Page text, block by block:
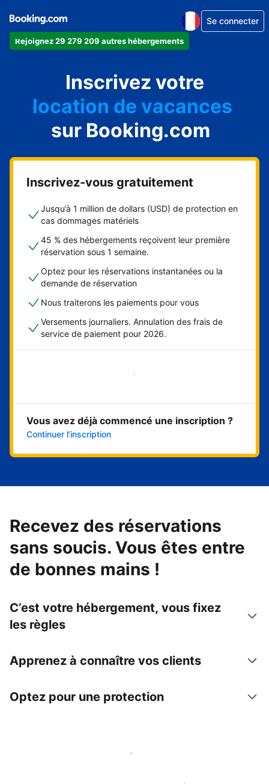
Rejoignez 29 279 209 autres hébergements
Se connecter
Inscrivez votre
appartement
hôtel
location de vacances
auberge de jeunesse
chambre d'hôtes
sur Booking.com
Inscrivez-vous gratuitement
Jusqu’à 1 million de dollars (USD) de protection en
cas dommages matériels
45 % des hébergements reçoivent leur première
réservation sous 1 semaine.
Optez pour les réservations instantanées ou la
demande de réservation
Nous traiterons les paiements pour vous
Versements journaliers. Annulation des frais de
service de paiement pour 2026.
Démarrer maintenant
Vous avez déjà commencé une inscription ?
Continuer l’inscription
Recevez des réservations
sans soucis. Vous êtes entre
de bonnes mains !
C’est votre hébergement, vous fixez
les règles
Apprenez à connaître vos clients
Optez pour une protection
Accueillez des clients avec nous dès maintenant